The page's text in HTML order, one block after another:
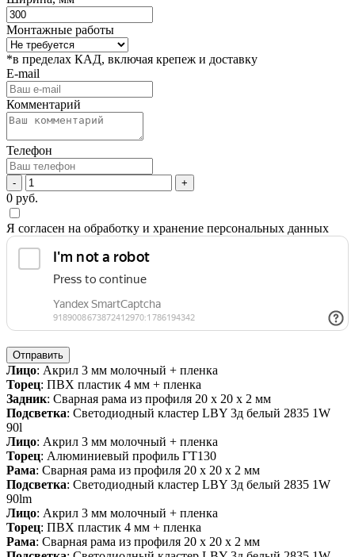
Монтажные работы
*в пределах КАД, включая крепеж и доставку
E-mail
Комментарий
Телефон
- +
0 руб.
Я согласен на обработку и хранение персональных данных
Отправить
Лицо: Акрил 3 мм молочный + пленка
Торец: ПВХ пластик 4 мм + пленка
Задник: Сварная рама из профиля 20 х 20 х 2 мм
Подсветка: Светодиодный кластер LBY 3д белый 2835 1W
90l
Лицо: Акрил 3 мм молочный + пленка
Торец: Алюминиевый профиль ГТ130
Рама: Сварная рама из профиля 20 х 20 х 2 мм
Подсветка: Светодиодный кластер LBY 3д белый 2835 1W
90lm
Лицо: Акрил 3 мм молочный + пленка
Торец: ПВХ пластик 4 мм + пленка
Рама: Сварная рама из профиля 20 х 20 х 2 мм